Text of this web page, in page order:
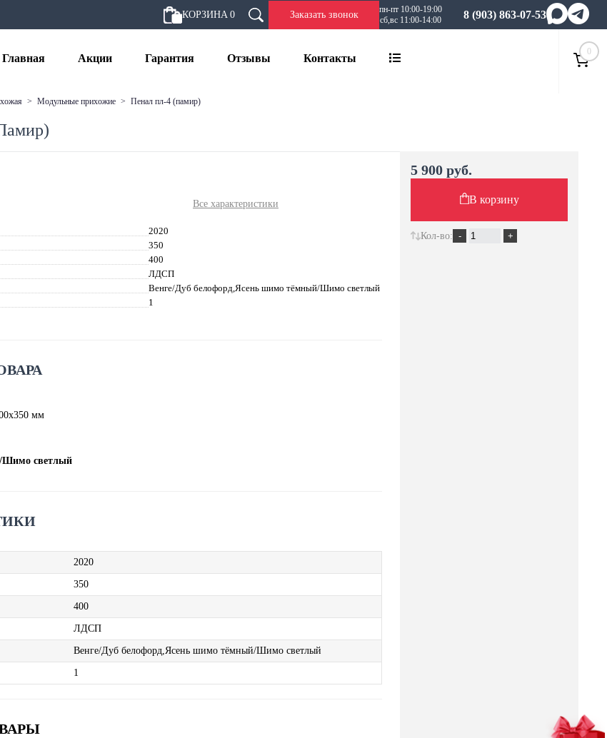
КОРЗИНА 0 Заказать звонок
пн-пт 10:00-19:00
сб,вс 11:00-14:00
8 (903) 863-07-53
Главная Акции Гарантия Отзывы Контакты
0
> модульные прихожие > пенал пл-4 (памир)
Все характеристики
2020
350
400
ЛДСП
Венге/Дуб белофорд,Ясень шимо тёмный/Шимо светлый
1
мм
Шимо светлый
2020
350
400
ЛДСП
Венге/Дуб белофорд,Ясень шимо тёмный/Шимо светлый
1
5 900 руб.
В корзину
Кол-во: